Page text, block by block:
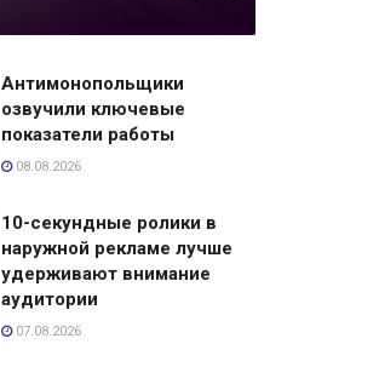
Антимонопольщики
озвучили ключевые
показатели работы
08.08.2026
10-секундные ролики в
наружной рекламе лучше
удерживают внимание
аудитории
07.08.2026